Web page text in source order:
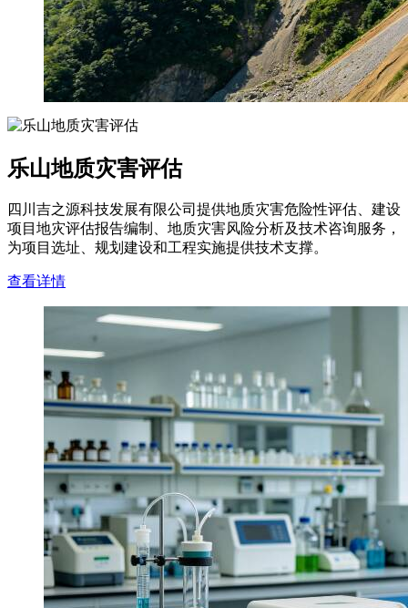
乐山地质灾害评估
四川吉之源科技发展有限公司提供地质灾害危险性评估、建设
项目地灾评估报告编制、地质灾害风险分析及技术咨询服务，
为项目选址、规划建设和工程实施提供技术支撑。
查看详情